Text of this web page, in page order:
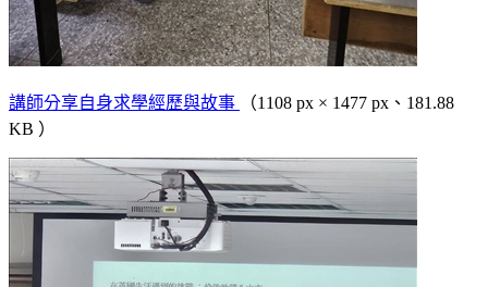
講師分享自身求學經歷與故事
（1108 px × 1477 px、181.88
KB ）